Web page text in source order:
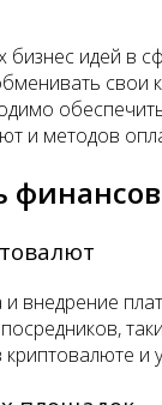
идей в
свои
и методов
внедрение
и